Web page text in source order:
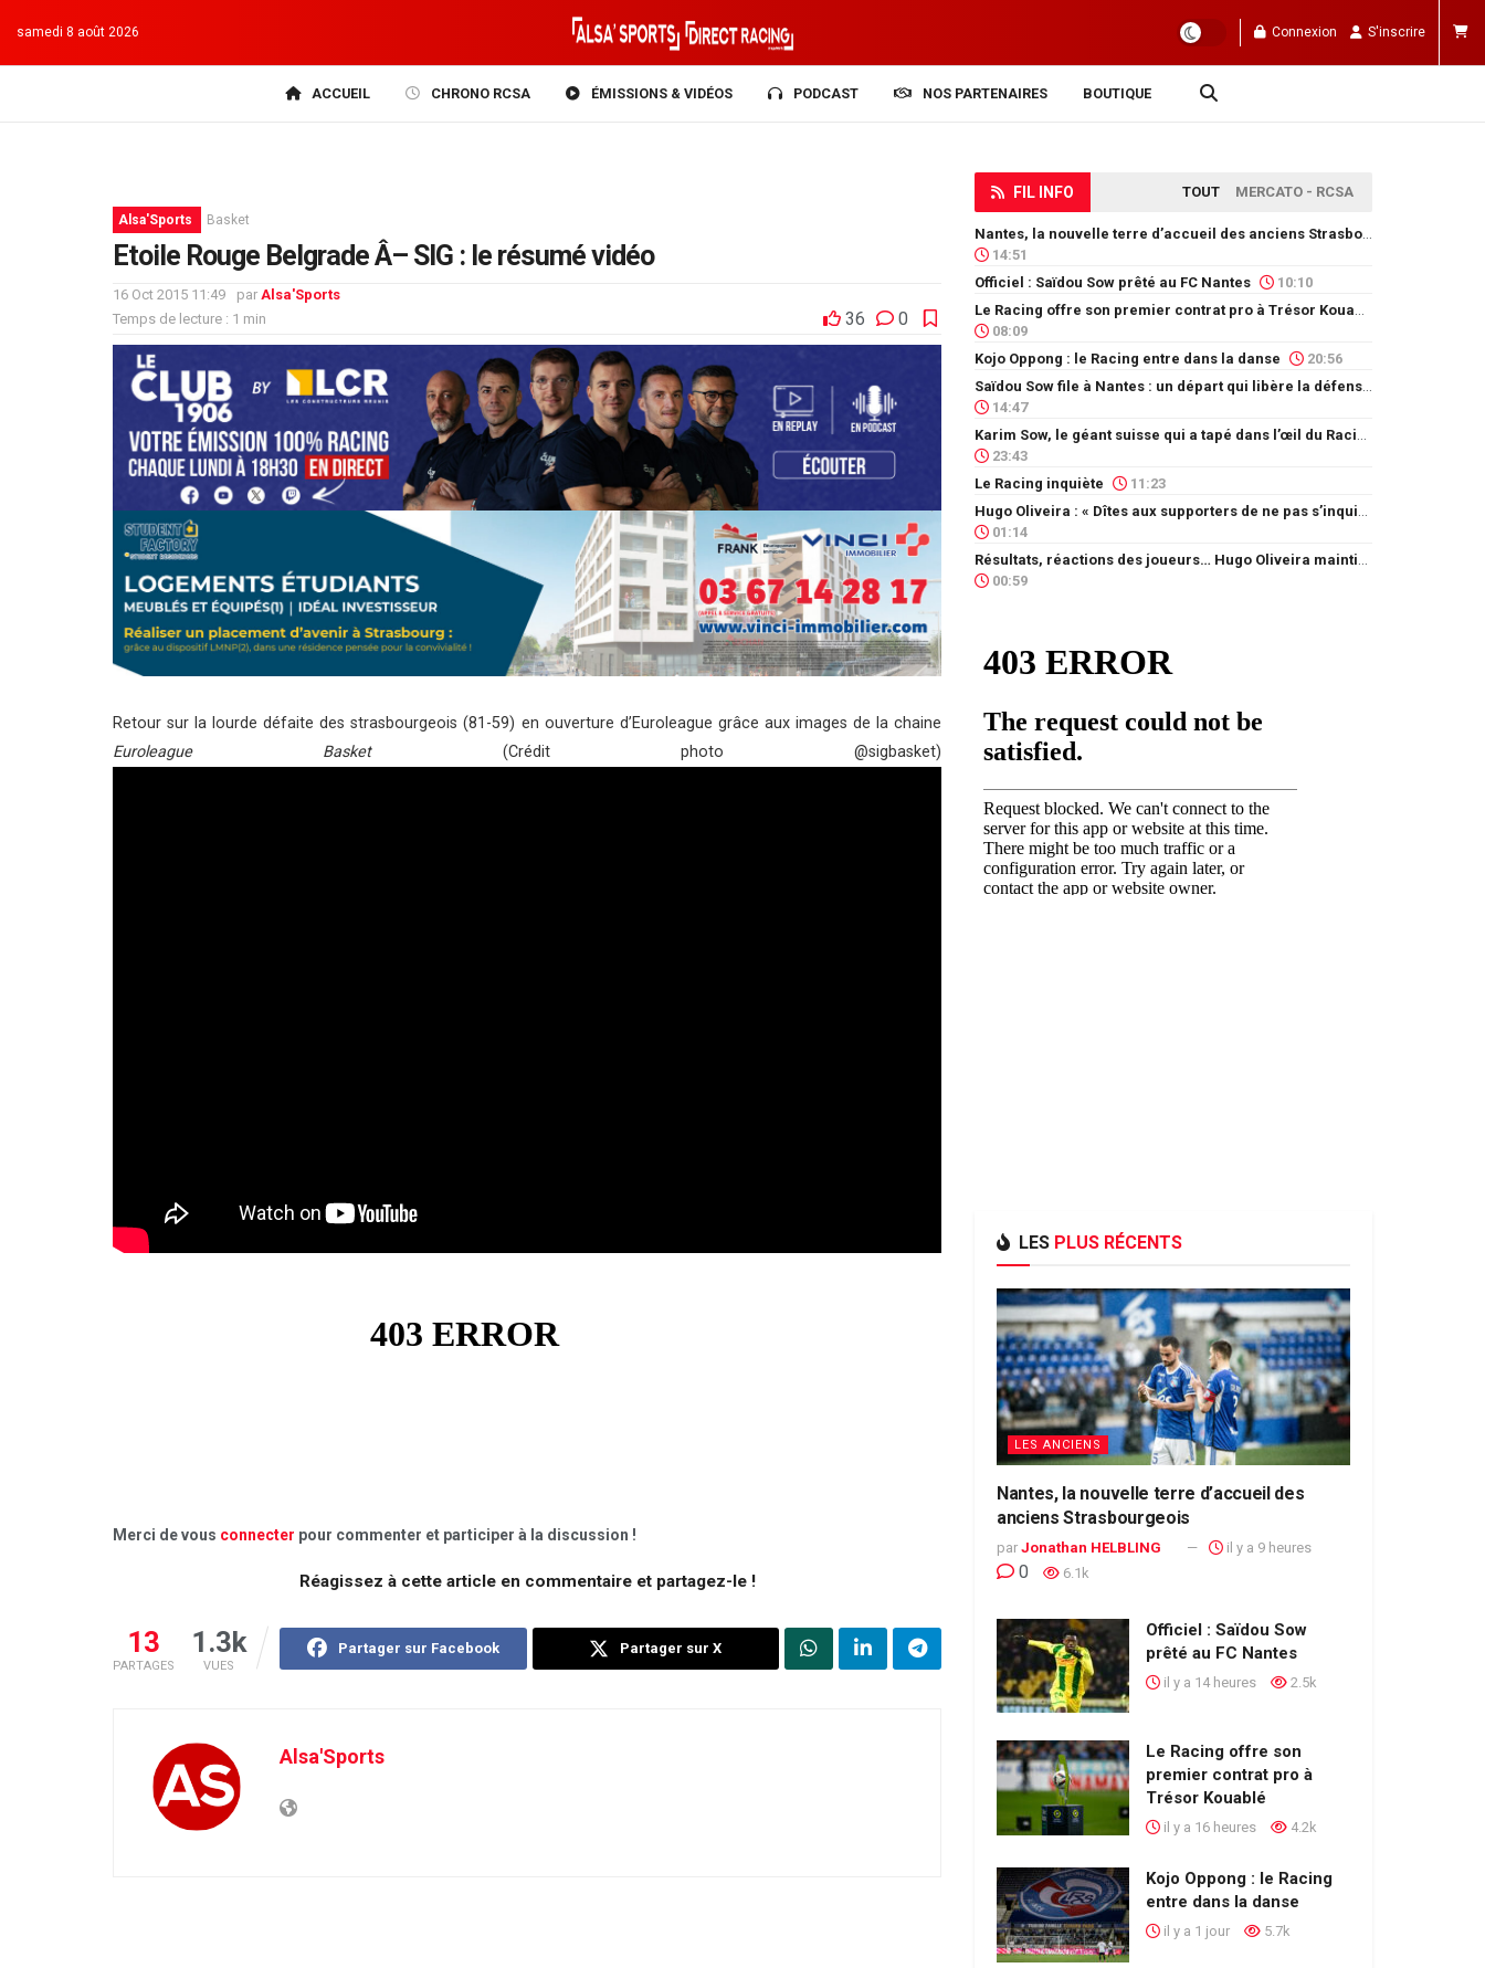
samedi 8 août 2026 Connexion S'inscrire
ACCUEIL CHRONO RCSA ÉMISSIONS & VIDÉOS PODCAST NOS PARTENAIRES BOUTIQUE
Alsa'Sports Basket
Etoile Rouge Belgrade Â– SIG : le résumé vidéo
16 Oct 2015 11:49 par Alsa'Sports
Temps de lecture : 1 min
36 0
Retour sur la lourde défaite des strasbourgeois (81-59) en ouverture d’Euroleague grâce aux images de la chaine
Euroleague Basket (Crédit photo @sigbasket)
Merci de vous connecter pour commenter et participer à la discussion !
Réagissez à cette article en commentaire et partagez-le !
13
PARTAGES
1.3k
VUES
Partager sur Facebook Partager sur X
Alsa'Sports
FIL INFO TOUT MERCATO - RCSA
14:51
Officiel : Saïdou Sow prêté au FC Nantes
10:10
08:09
Kojo Oppong : le Racing entre dans la danse
20:56
14:47
23:43
Le Racing inquiète
11:23
01:14
00:59
LES PLUS RÉCENTS
LES ANCIENS
Nantes, la nouvelle terre d’accueil des
anciens Strasbourgeois
par Jonathan HELBLING il y a 9 heures
0 6.1k
Officiel : Saïdou Sow
prêté au FC Nantes
il y a 14 heures 2.5k
Le Racing offre son
premier contrat pro à
Trésor Kouablé
il y a 16 heures 4.2k
Kojo Oppong : le Racing
entre dans la danse
il y a 1 jour 5.7k